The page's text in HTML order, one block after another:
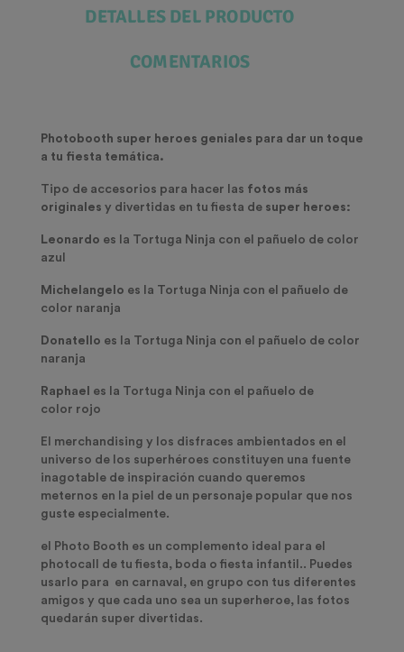
DETALLES DEL PRODUCTO
COMENTARIOS
Photobooth super heroes geniales para dar un toque
a tu fiesta temática.
Tipo de accesorios para hacer las fotos más
originales y divertidas en tu fiesta de super heroes:
Leonardo es la Tortuga Ninja con el pañuelo de color
azul
Michelangelo es la Tortuga Ninja con el pañuelo de
color naranja
Donatello es la Tortuga Ninja con el pañuelo de color
naranja
Raphael es la Tortuga Ninja con el pañuelo de
color rojo
El merchandising y los disfraces ambientados en el
universo de los superhéroes constituyen una fuente
inagotable de inspiración cuando queremos
meternos en la piel de un personaje popular que nos
guste especialmente.
el Photo Booth es un complemento ideal para el
photocall de tu fiesta, boda o fiesta infantil.. Puedes
usarlo para en carnaval, en grupo con tus diferentes
amigos y que cada uno sea un superheroe, las fotos
quedarán super divertidas.